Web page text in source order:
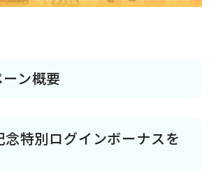
ン概要
念特別ログインボーナスを